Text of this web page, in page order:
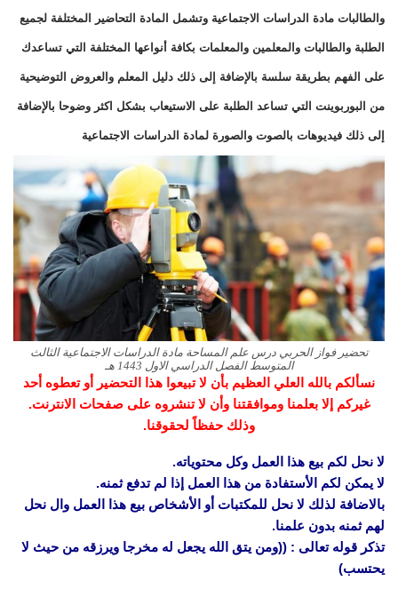
والطالبات مادة الدراسات الاجتماعية وتشمل المادة التحاضير المختلفة لجميع
الطلبة والطالبات والمعلمين والمعلمات بكافة أنواعها المختلفة التي تساعدك
على الفهم بطريقة سلسة بالإضافة إلى ذلك دليل المعلم والعروض التوضيحية
من البوربوينت التي تساعد الطلبة على الاستيعاب بشكل اكثر وضوحا بالإضافة
إلى ذلك فيديوهات بالصوت والصورة لمادة الدراسات الاجتماعية
تحضير فواز الحربي درس علم المساحة مادة الدراسات الاجتماعية الثالث
المتوسط الفصل الدراسي الاول 1443 هـ
نسألكم بالله العلي العظيم بأن لا تبيعوا هذا التحضير أو تعطوه أحد
غيركم إلا بعلمنا وموافقتنا وأن لا تنشروه على صفحات الانترنت.
وذلك حفظاً لحقوقنا.
لا نحل لكم بيع هذا العمل وكل محتوياته.
لا يمكن لكم الأستفادة من هذا العمل إذا لم تدفع ثمنه.
بالاضافة لذلك لا نحل للمكتبات أو الأشخاص بيع هذا العمل وال نحل
لهم ثمنه بدون علمنا.
تذكر قوله تعالى : ((ومن يتق الله يجعل له مخرجا ويرزقه من حيث لا
يحتسب)